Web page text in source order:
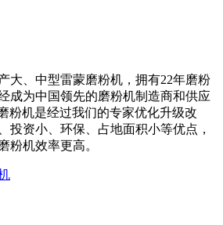
大、中型雷蒙磨粉机，拥有22年磨粉
成为中国领先的磨粉机制造商和供应
粉机是经过我们的专家优化升级改
投资小、环保、占地面积小等优点，
粉机效率更高。